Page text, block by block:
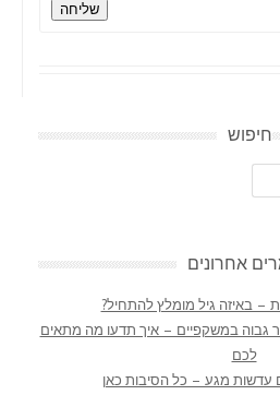
שליחה
חיפוש
אחרונים
– באיזה גיל מומלץ להתחיל?
במשקפיים – איך תדעו מה מתאים
לכם
עדשות מגע – כל הסיבות כאן